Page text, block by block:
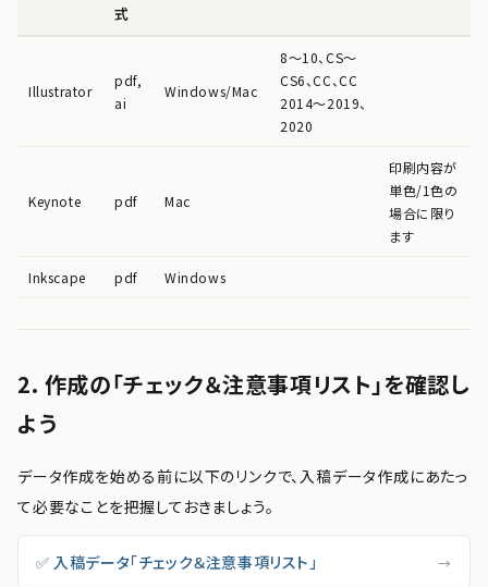
式
Illustrator
pdf,
ai
Windows/Mac
8〜10、CS〜
CS6、CC、CC
2014〜2019、
2020
Keynote pdf Mac
印刷内容が
単色/1色の
場合に限り
ます
Inkscape pdf Windows
2. 作成の「チェック＆注意事項リスト」を確認し
よう
データ作成を始める前に以下のリンクで、入稿データ作成にあたっ
て必要なことを把握しておきましょう。
✅ 入稿データ「チェック＆注意事項リスト」 →